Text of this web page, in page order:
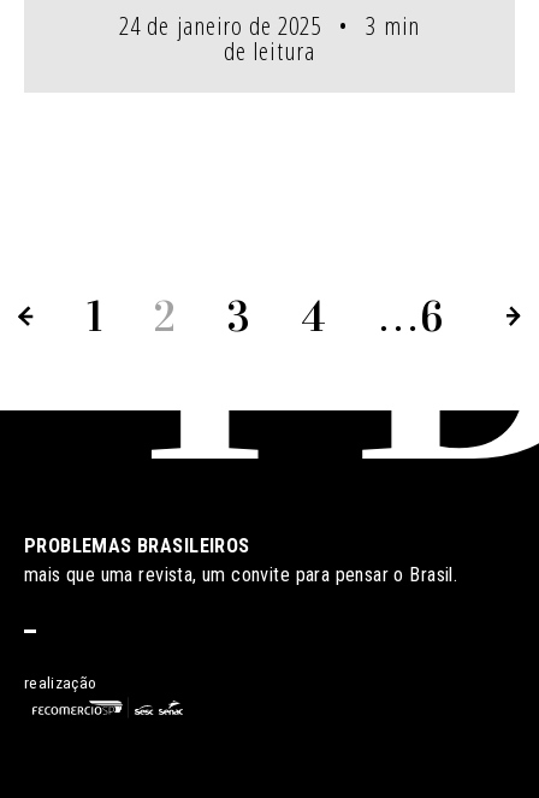
24 de janeiro de 2025 3 min
de leitura
1 2 3 4 …6
PROBLEMAS BRASILEIROS
mais que uma revista, um convite para pensar o Brasil.
realização